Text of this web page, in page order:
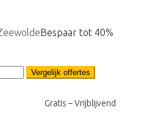
Bespaar tot 40%
Vergelijk offertes
Gratis – Vrijblijvend